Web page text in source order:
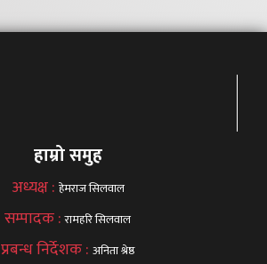
हाम्रो समुह
अध्यक्ष : हेमराज सिलवाल
सम्पादक :रामहरि सिलवाल
प्रबन्ध निर्देशक : अनिता श्रेष्ठ